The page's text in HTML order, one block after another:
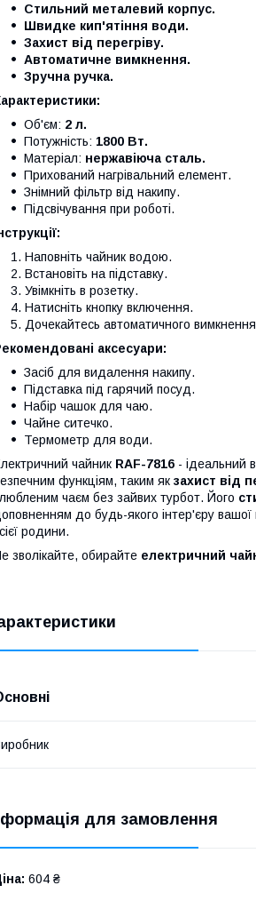
Стильний металевий корпус.
Швидке кип'ятіння води.
Захист від перегріву.
Автоматичне вимкнення.
Зручна ручка.
Об'єм: 2 л.
Потужність: 1800 Вт.
Матеріал: нержавіюча сталь.
Прихований нагрівальний елемент.
Знімний фільтр від накипу.
Підсвічування при роботі.
Наповніть чайник водою.
Встановіть на підставку.
Увімкніть в розетку.
Натисніть кнопку включення.
Дочекайтесь автоматичного
аксесуари:
Засіб для видалення накипу.
Підставка під гарячий посуд.
Набір чашок для чаю.
Чайне ситечко.
Термометр для води.
чайник RAF-7816 - ідеальний
функціям, таким як захист від
чаєм без зайвих турбот. Його
до будь-якого інтер'єру вашої
родини.
зволікайте, обирайте електричний
для замовлення
604 ₴